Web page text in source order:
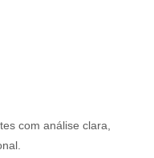
com análise clara,